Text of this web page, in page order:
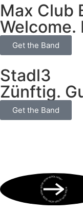
Max Club
Welcome.
Get the Band
Stadl3
Zünftig.
Get the Band
BOOK NOW • BOOK NOW • BOOK NOW • BOOK NOW • BOOK NOW •